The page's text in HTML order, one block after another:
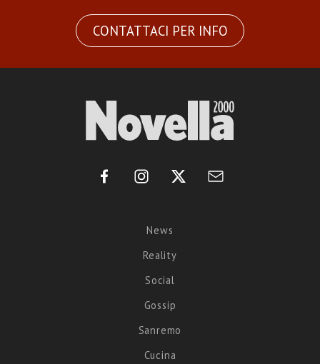
CONTATTACI PER INFO
News
Reality
Social
Gossip
Sanremo
Cucina